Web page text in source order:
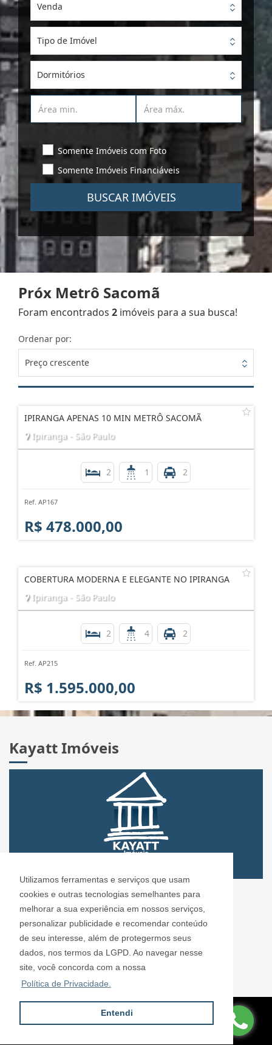
Utilizamos ferramentas e serviços que usam
cookies e outras tecnologias semelhantes para
melhorar a sua experiência em nossos serviços,
personalizar publicidade e recomendar conteúdo
de seu interesse, além de protegermos seus
dados, nos termos da LGPD. Ao navegar nesse
site, você concorda com a nossa
Política de Privacidade.
Entendi
Venda
Tipo de Imóvel
Dormitórios
Somente Imóveis com Foto
Somente Imóveis Financiáveis
BUSCAR IMÓVEIS
Próx Metrô Sacomã
Foram encontrados 2 imóveis para a sua busca!
Ordenar por:
Preço crescente
IPIRANGA APENAS 10 MIN METRÔ SACOMÃ
Ipiranga - São Paulo
2 1 2
Ref. AP167
R$ 478.000,00
COBERTURA MODERNA E ELEGANTE NO IPIRANGA
Ipiranga - São Paulo
2 4 2
Ref. AP215
R$ 1.595.000,00
Kayatt Imóveis
CRECI: 72.304
Informações de Contato
Kayatt Imóveis - 72.304
contato@kayattimoveis.com.br
+55 (11) 99200-6432
ImóvelOffice© - Todos os direitos reservados